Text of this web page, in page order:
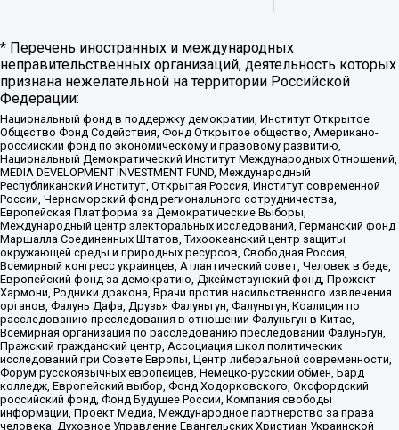
* Перечень иностранных и международных
неправительственных организаций, деятельность которых
признана нежелательной на территории Российской
Федерации:
Национальный фонд в поддержку демократии, Институт Открытое
Общество Фонд Содействия, Фонд Открытое общество, Американо-
российский фонд по экономическому и правовому развитию,
Национальный Демократический Институт Международных Отношений,
MEDIA DEVELOPMENT INVESTMENT FUND, Международный
Республиканский Институт, Открытая Россия, Институт современной
России, Черноморский фонд регионального сотрудничества,
Европейская Платформа за Демократические Выборы,
Международный центр электоральных исследований, Германский фонд
Маршалла Соединенных Штатов, Тихоокеанский центр защиты
окружающей среды и природных ресурсов, Свободная Россия,
Всемирный конгресс украинцев, Атлантический совет, Человек в беде,
Европейский фонд за демократию, Джеймстаунский фонд, Прожект
Хармони, Родники дракона, Врачи против насильственного извлечения
органов, Фалунь Дафа, Друзья Фалуньгун, Фалуньгун, Коалиция по
расследованию преследования в отношении Фалуньгун в Китае,
Всемирная организация по расследованию преследований Фалуньгун,
Пражский гражданский центр, Ассоциация школ политических
исследований при Совете Европы, Центр либеральной современности,
Форум русскоязычных европейцев, Немецко-русский обмен, Бард
колледж, Европейский выбор, Фонд Ходорковского, Оксфордский
российский фонд, Фонд Будущее России, Компания свободы
информации, Проект Медиа, Международное партнерство за права
человека, Духовное Управление Евангельских Христиан Украинской